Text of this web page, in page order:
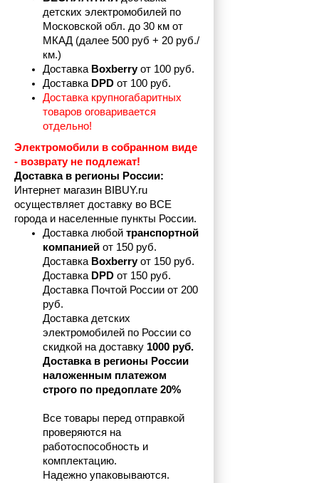
детских электромобилей по
Московской обл. до 30 км от
МКАД (далее 500 руб + 20 руб./
км.)
Доставка Boxberry от 100 руб.
Доставка DPD от 100 руб.
Доставка крупногабаритных
товаров оговаривается
отдельно!
Электромобили в собранном виде
- возврату не подлежат!
Доставка в регионы России:
Интернет магазин BIBUY.ru
осуществляет доставку во ВСЕ
города и населенные пункты России.
Доставка любой транспортной
компанией от 150 руб.
Доставка Boxberry от 150 руб.
Доставка DPD от 150 руб.
Доставка Почтой России от 200
руб.
Доставка детских
электромобилей по России со
скидкой на доставку 1000 руб.
Доставка в регионы России
наложенным платежом
строго по предоплате 20%
Все товары перед отправкой
проверяются на
работоспособность и
комплектацию.
Надежно упаковываются.